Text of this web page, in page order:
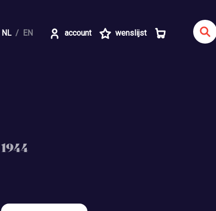
NL EN account wenslijst